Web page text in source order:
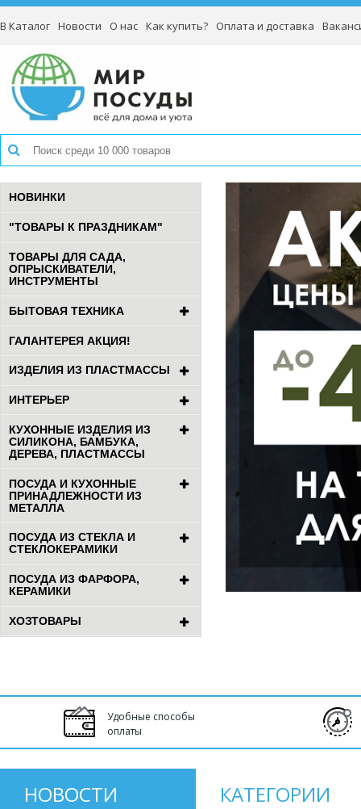
В Каталог Новости О нас Как купить? Оплата и доставка
НОВИНКИ
"ТОВАРЫ К ПРАЗДНИКАМ"
ТОВАРЫ ДЛЯ САДА,
ОПРЫСКИВАТЕЛИ,
ИНСТРУМЕНТЫ
БЫТОВАЯ ТЕХНИКА
ГАЛАНТЕРЕЯ АКЦИЯ!
ИЗДЕЛИЯ ИЗ ПЛАСТМАССЫ
ИНТЕРЬЕР
КУХОННЫЕ ИЗДЕЛИЯ ИЗ
СИЛИКОНА, БАМБУКА,
ДЕРЕВА, ПЛАСТМАССЫ
ПОСУДА И КУХОННЫЕ
ПРИНАДЛЕЖНОСТИ ИЗ
МЕТАЛЛА
ПОСУДА ИЗ СТЕКЛА И
СТЕКЛОКЕРАМИКИ
ПОСУДА ИЗ ФАРФОРА,
КЕРАМИКИ
ХОЗТОВАРЫ
Удобные способы
оплаты
НОВОСТИ КАТЕГОРИИ